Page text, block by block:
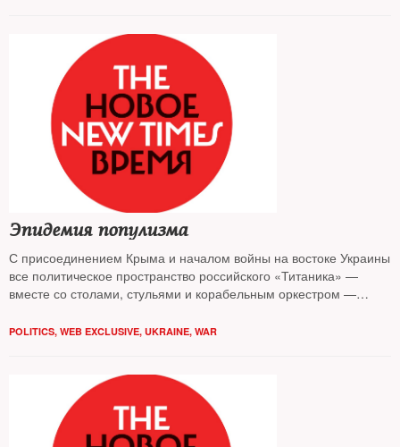
Эпидемия популизма
С присоединением Крыма и началом войны на востоке Украины
все политическое пространство российского «Титаника» —
вместе со столами, стульями и корабельным оркестром —
POLITICS, WEB EXCLUSIVE, UKRAINE, WAR